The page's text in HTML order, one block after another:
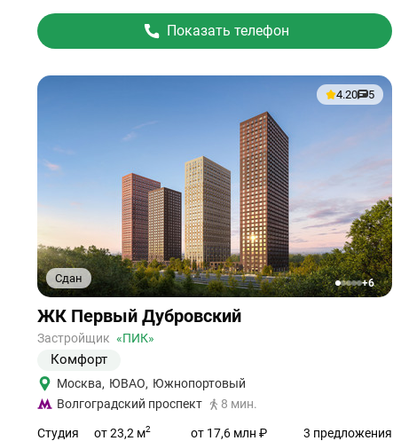
Показать телефон
Сдан
4.20 5
12345+6
Ссылка
на
объект
ЖК Первый Дубровский
Застройщик «ПИК»
Комфорт
Москва, ЮВАО, Южнопортовый
Волгоградский проспект
8 мин.
Студия от 23,2 м2 от 17,6 млн ₽
3 предложения